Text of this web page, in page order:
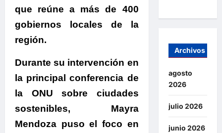
que reúne a más de 400
gobiernos locales de la
región.
Durante su intervención en
la principal conferencia de
la ONU sobre ciudades
sostenibles, Mayra
Mendoza puso el foco en
Archivos
agosto
2026
julio 2026
junio 2026